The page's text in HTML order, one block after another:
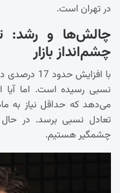
در تهران است.
چالش‌ها و رشد:
چشم‌انداز بازار
با افزایش
نسبی رسیده است. اما
تعادل نسبی برسد. در
چشمگیر هستیم.